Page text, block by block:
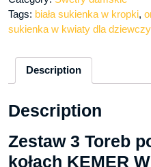
Tags: biała sukienka w kropki,
sukienka w kwiaty dla
Description
Description
Zestaw 3 Toreb
kołach KEMER